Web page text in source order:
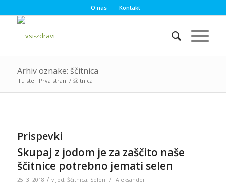
O nas Kontakt
Arhiv oznake: ščitnica
Tu ste: Prva stran / ščitnica
Prispevki
Skupaj z jodom je za zaščito naše
ščitnice potrebno jemati selen
25. 3. 2018 / v Jod, Ščitnica, Selen / Aleksander